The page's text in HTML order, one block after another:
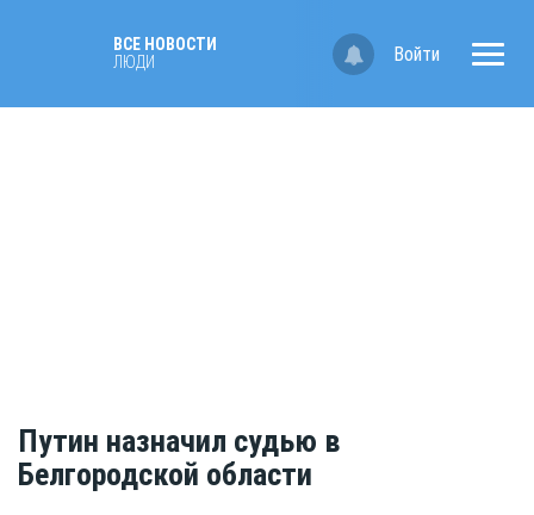
ВСЕ НОВОСТИ
ЛЮДИ
Войти
Путин назначил судью в
Белгородской области